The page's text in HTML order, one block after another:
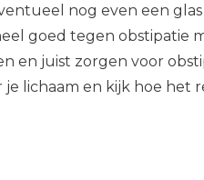
nog even een
goed tegen obstipatie
en juist zorgen voor
lichaam en kijk hoe het